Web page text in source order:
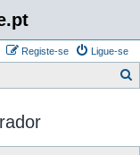
Ligue-se
Registe-se